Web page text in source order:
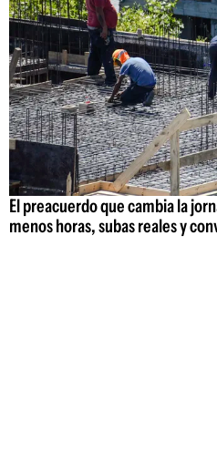
El preacuerdo que cambia la
menos horas, subas reales y